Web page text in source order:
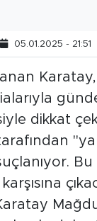
05.01.2025 - 21:51
dikkat